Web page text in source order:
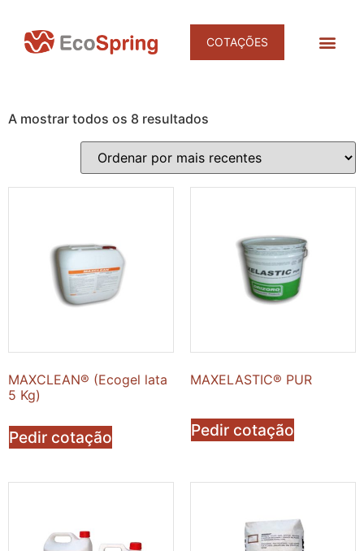
COTAÇÕES
A mostrar todos os 8 resultados
MAXCLEAN® (Ecogel lata
5 Kg)
Pedir cotação
MAXELASTIC® PUR
Pedir cotação